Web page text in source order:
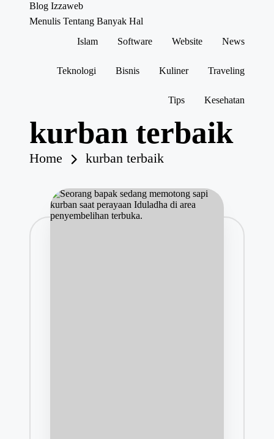
Blog Izzaweb
Menulis Tentang Banyak Hal
Islam
Software Website News
Teknologi Bisnis Kuliner Traveling
Tips Kesehatan
kurban terbaik
Home kurban terbaik